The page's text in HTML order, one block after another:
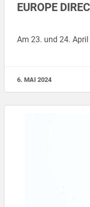
EUROPE
Am 23. und 24.
6. MAI 2024